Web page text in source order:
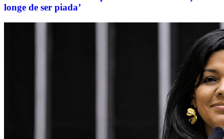
longe de ser piada’